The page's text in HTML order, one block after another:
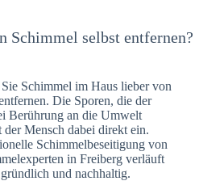
Schimmel selbst entfernen?
Schimmel im Haus lieber von
Die Sporen, die der
Berührung an die Umwelt
der Mensch dabei direkt ein.
Schimmelbeseitigung von
in Freiberg verläuft
und nachhaltig.